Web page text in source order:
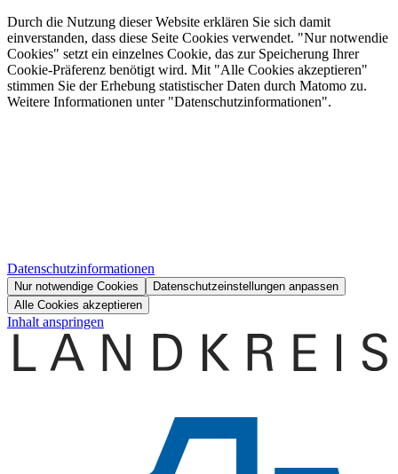
Durch die Nutzung dieser Website erklären Sie sich damit
einverstanden, dass diese Seite Cookies verwendet. "Nur notwendie
Cookies" setzt ein einzelnes Cookie, das zur Speicherung Ihrer
Cookie-Präferenz benötigt wird. Mit "Alle Cookies akzeptieren"
stimmen Sie der Erhebung statistischer Daten durch Matomo zu.
Weitere Informationen unter "Datenschutzinformationen".
Datenschutzinformationen
Nur notwendige Cookies
Datenschutzeinstellungen anpassen
Alle Cookies akzeptieren
Inhalt anspringen